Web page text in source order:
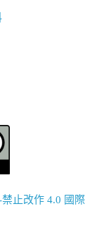
止改作 4.0 國際